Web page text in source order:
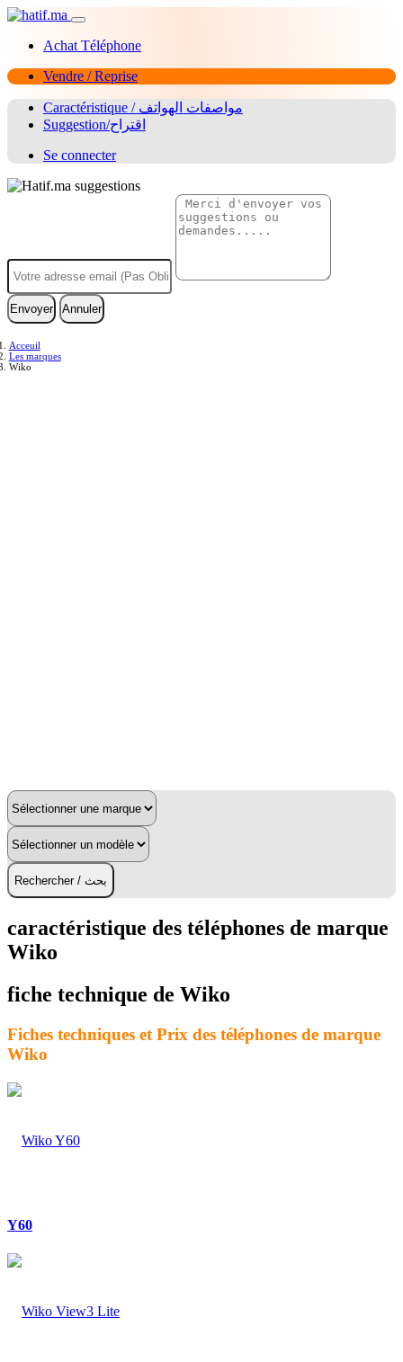
Achat Téléphone
Vendre / Reprise
Caractéristique / مواصفات الهواتف
Suggestion/اقتراح
Se connecter
Envoyer Annuler
Acceuil
Les marques
Wiko
Rechercher / بحث
caractéristique des téléphones de marque
Wiko
fiche technique de Wiko
Fiches techniques et Prix des téléphones de marque
Wiko
Y60